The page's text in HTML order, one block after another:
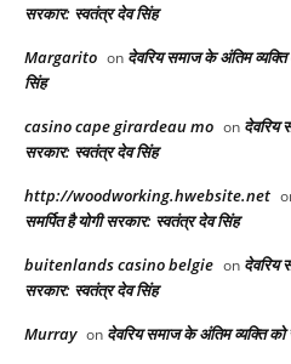
सरकार: स्वतंत्र देव सिंह
Margarito on देवरिय समाज के अंतिम व्यक्ति
सिंह
casino cape girardeau mo on देवरिय
सरकार: स्वतंत्र देव सिंह
http://woodworking.hwebsite.net
समर्पित है योगी सरकार: स्वतंत्र देव सिंह
buitenlands casino belgie on देवरिय
सरकार: स्वतंत्र देव सिंह
Murray on देवरिय समाज के अंतिम व्यक्ति को